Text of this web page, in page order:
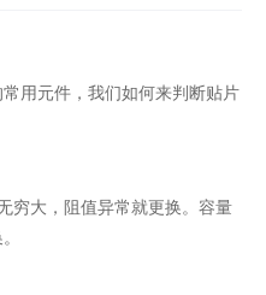
用元件，我们如何来判断贴片
大，阻值异常就更换。容量